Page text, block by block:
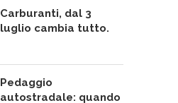
Carburanti, dal 3
luglio cambia tutto.
Pedaggio
autostradale: quando